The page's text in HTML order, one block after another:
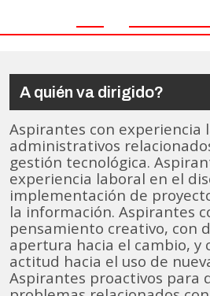
A quién va dirigido?
Aspirantes con experiencia
administrativos
gestión tecnológica.
experiencia laboral en el
implementación de
la información. Aspirantes
pensamiento creativo, con
apertura hacia el cambio, y
actitud hacia el uso de
Aspirantes proactivos para